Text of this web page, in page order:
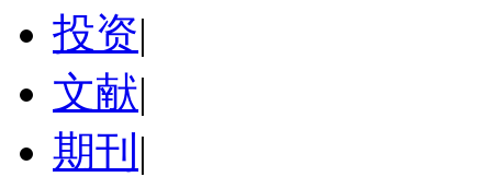
投资|
文献|
期刊 |